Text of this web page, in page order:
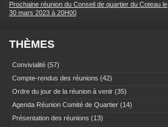
Prochaine réunion du Conseil de quartier du Coteau le
30 mars 2023 à 20H00
THÈMES
Convivialité (57)
Compte-rendus des réunions (42)
Ordre du jour de la réunion à venir (35)
Agenda Réunion Comité de Quartier (14)
Présentation des réunions (13)